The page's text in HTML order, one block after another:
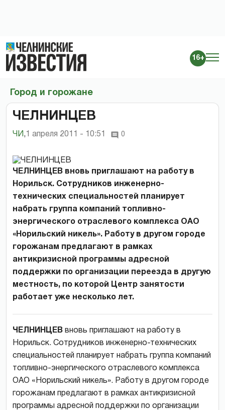
16+
Город и горожане
ЧЕЛНИНЦЕВ
ЧИ , 1 апреля 2011 - 10:51 0
ЧЕЛНИНЦЕВ вновь приглашают на работу в
Норильск. Сотрудников инженерно-
технических специальностей планирует
набрать группа компаний топливно-
энергического отраслевого комплекса ОАО
«Норильский никель». Работу в другом городе
горожанам предлагают в рамках
антикризисной программы адресной
поддержки по организации переезда в другую
местность, по которой Центр занятости
работает уже несколько лет.
ЧЕЛНИНЦЕВ вновь приглашают на работу в
Норильск. Сотрудников инженерно-технических
специальностей планирует набрать группа компаний
топливно-энергического отраслевого комплекса
ОАО «Норильский никель». Работу в другом городе
горожанам предлагают в рамках антикризисной
программы адресной поддержки по организации